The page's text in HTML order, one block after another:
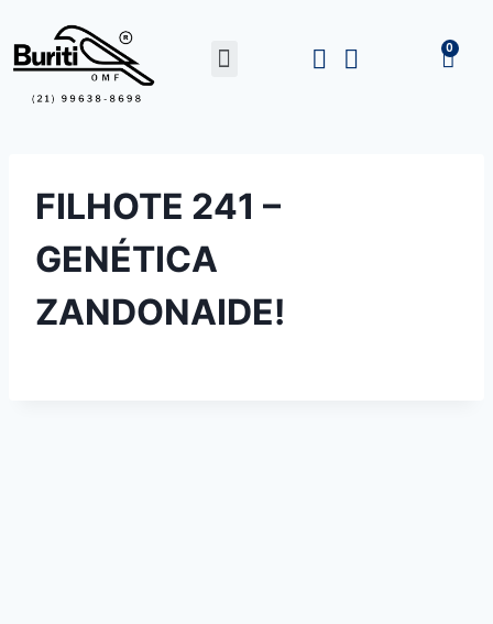
FILHOTE 241 –
GENÉTICA
ZANDONAIDE!